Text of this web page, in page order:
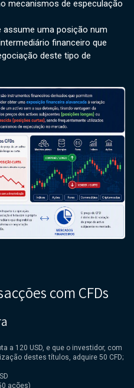
mecanismos de especulação
uma posição num
financeiro que
deste tipo de
com CFDs
a 120 USD, e que o investidor, com
destes títulos, adquire 50 CFD;
ações)